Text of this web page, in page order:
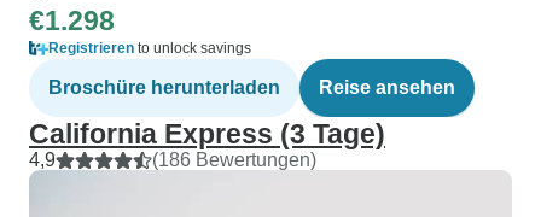
€1.298
Registrieren to unlock savings
Broschüre herunterladen Reise ansehen
California Express (3 Tage)
4,9 (186 Bewertungen)